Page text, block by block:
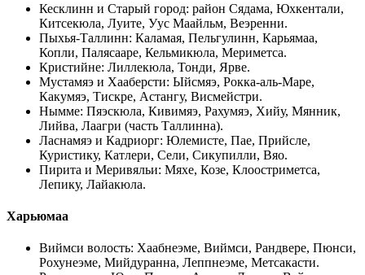
Кесклинн и Старый город: район Сядама, Юхкентали,
Китсекюла, Луите, Уус Маайльм, Веэренни.
Пыхья-Таллинн: Каламая, Пельгулинн, Карьямаа,
Копли, Палясааре, Кельмикюла, Мериметса.
Кристийне: Лиллекюла, Тонди, Ярве.
Мустамяэ и Хааберсти: Ыйсмяэ, Рокка-аль-Маре,
Какумяэ, Тискре, Астангу, Висмейстри.
Нымме: Пяэскюла, Кивимяэ, Рахумяэ, Хийу, Мянник,
Лийва, Лаагри (часть Таллинна).
Ласнамяэ и Кадриорг: Юлемисте, Пае, Прийсле,
Куристику, Катлери, Сели, Сикупилли, Вяо.
Пирита и Меривяльи: Мяхе, Козе, Клоостриметса,
Лепику, Лайакюла.
Харьюмаа
Виймси волость: Хаабнеэме, Виймси, Рандвере, Пюнси,
Рохунеэме, Мийдуранна, Леппнеэме, Метсакасти.